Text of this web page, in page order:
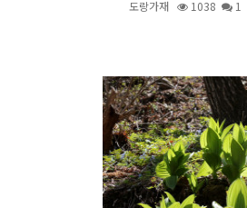
도랑가재 1038 1